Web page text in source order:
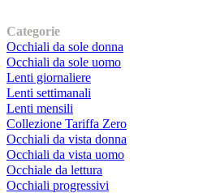
Categorie
Occhiali da sole donna
Occhiali da sole uomo
Lenti giornaliere
Lenti settimanali
Lenti mensili
Collezione Tariffa Zero
Occhiali da vista donna
Occhiali da vista uomo
Occhiale da lettura
Occhiali progressivi